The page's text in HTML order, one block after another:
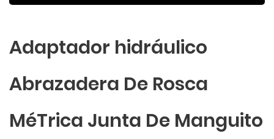
Adaptador hidráulico
Abrazadera De Rosca
MéTrica Junta De Manguito